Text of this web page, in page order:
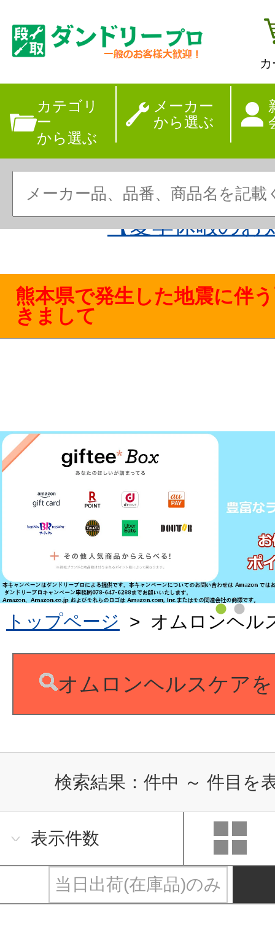
カテゴリ
ー
から選ぶ
メーカー
から選ぶ
【夏季休暇のお
熊本県で発生した地震に伴
きまして
トップページ > オムロンヘル
オムロンヘルスケア
検索結果： 件中 ～ 件目を
表示件数
当日出荷(在庫品)のみ